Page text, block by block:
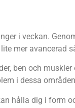
i veckan.
mer
ben och
i dessa
hålla dig i form